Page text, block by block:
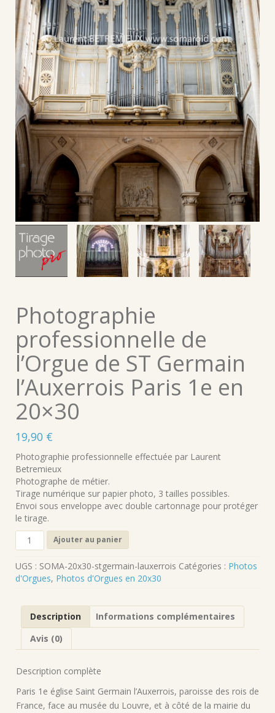
Photographie
professionnelle de
l’Orgue de ST Germain
l’Auxerrois Paris 1e en
20×30
19,90 €
Photographie professionnelle effectuée par Laurent
Betremieux
Photographe de métier.
Tirage numérique sur papier photo, 3 tailles possibles.
Envoi sous enveloppe avec double cartonnage pour protéger
le tirage.
quantité
de
professionnelle
de
de
Germain
l'Auxerrois
1e
20x30
Ajouter au panier
UGS : SOMA-20x30-stgermain-lauxerrois Catégories : Photos
d'Orgues, Photos d'Orgues en 20x30
Description
Informations complémentaires
Avis (0)
Description complète
Paris 1e église Saint Germain l’Auxerrois, paroisse des rois de
France, face au musée du Louvre, et à côté de la mairie du